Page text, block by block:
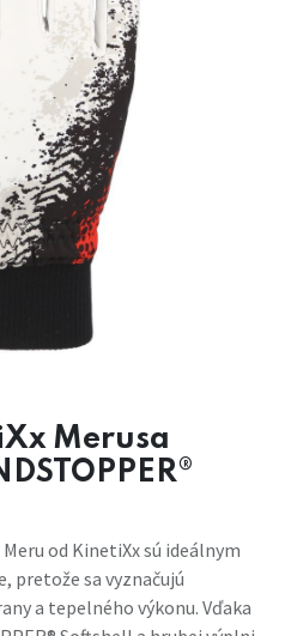
Merusa
od KinetiXx sú ideálnym
pretože sa vyznačujú
a tepelného výkonu. Vďaka